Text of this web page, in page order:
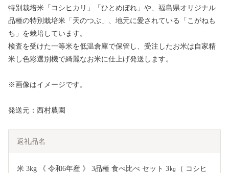
特別栽培米「コシヒカリ」「ひとめぼれ」や、福島県オリジナル
品種の特別栽培米「天のつぶ」、地元に愛されている「こがねも
ち」を栽培しています。
検査を受けた一等米を低温倉庫で保管し、受注したお米は自家精
米し色彩選別機で綺麗なお米に仕上げ発送します。
※画像はイメージです。
発送元：西村農園
返礼品名
米 3kg 《 令和6年産 》 3品種 食べ比べ セット 3㎏（ コシヒ